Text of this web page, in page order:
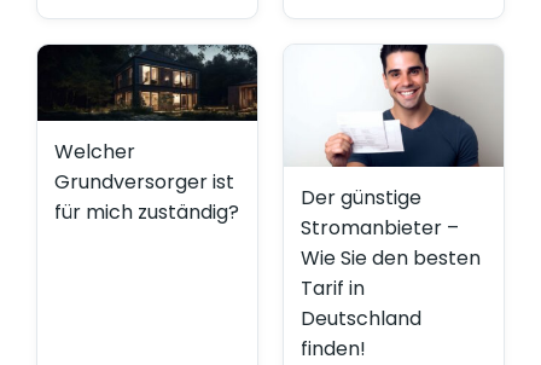
Welcher
Grundversorger ist
für mich zuständig?
Der günstige
Stromanbieter –
Wie Sie den besten
Tarif in
Deutschland
finden!